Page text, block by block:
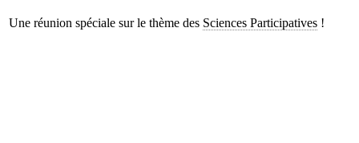
Une réunion spéciale sur le thème des Sciences Participatives !